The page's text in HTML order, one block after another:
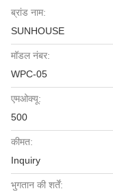
ब्रांड नाम:
SUNHOUSE
मॉडल नंबर:
WPC-05
एमओक्यू:
500
कीमत:
Inquiry
भुगतान की शर्तें: